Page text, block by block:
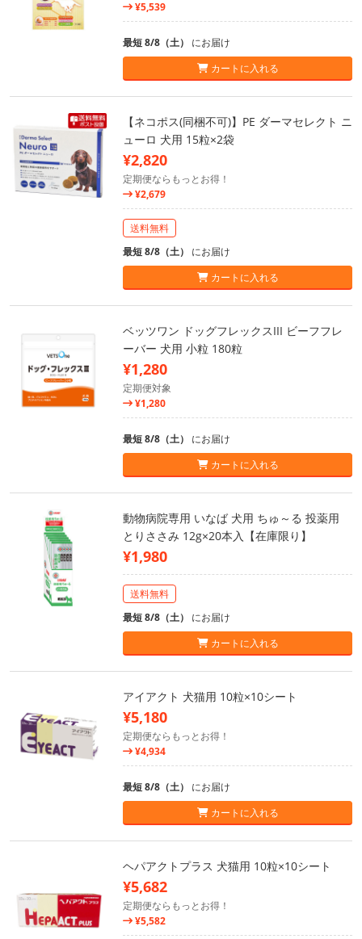
¥5,539
最短 8/8（土） にお届け
カートに入れる
【ネコポス(同梱不可)】PE ダーマセレクト ニ
ューロ 犬用 15粒×2袋
¥2,820
定期便ならもっとお得！
¥2,679
送料無料
最短 8/8（土） にお届け
カートに入れる
ベッツワン ドッグフレックスIII ビーフフレ
ーバー 犬用 小粒 180粒
¥1,280
定期便対象
¥1,280
最短 8/8（土） にお届け
カートに入れる
動物病院専用 いなば 犬用 ちゅ～る 投薬用
とりささみ 12g×20本入【在庫限り】
¥1,980
送料無料
最短 8/8（土） にお届け
カートに入れる
アイアクト 犬猫用 10粒×10シート
¥5,180
定期便ならもっとお得！
¥4,934
最短 8/8（土） にお届け
カートに入れる
ヘパアクトプラス 犬猫用 10粒×10シート
¥5,682
定期便ならもっとお得！
¥5,582